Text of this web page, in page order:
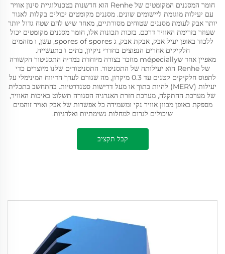
חומר המסננים המקומטים של Renhe הוא חדשנות בטכנולוגיית סינון אוויר
עם יעילות מוגזמת ליישומים שונים. מסננים מקומטים יכולים בקלות לאגור
יותר אבק לעומת מסננים שטוחים מסורתיים, מאחר שיש להם שטח גדול יותר
שעוזר בזרימת האוויר דרכם. בזכות תכונות אלו, חומר מסננים מקומטים יכול
ללכוד באופן יעיל אבק, אבקת אבק, ג spores of spores, עשן, ו מזהמים
חלקיקים אחרים הנפוצים בחדרי ניקיון, בתים ו בתעשייה.
מאפיין אחד שmépecially מוזכר בצורה מיוחדת במדיה התסניטור הקשורה
של Renhe הוא יעילותה של התסניטור. התסניטורים שלנו מיוצרים כדי
לתפוס חלקיקים קטנים עד 0.3 מיקרון, מה שגורם לערך הדיווח המינימלי על
יעילות (MERV) להיות בתוך או מעל דרישות סטנדרטיות. בהתחשב בתכלית
של מערכת ההתקלה, מערכת חזרת האנרגיה הסגורה תשלוט באיכות האוויר,
מספקת באופן מכוון אוויר נקי ומשמידה כל אפשרות של אבק ואויר זוהמים
שיכולים לגרום למחלות נשימתיות ואלרגיות.
קבל תקציב